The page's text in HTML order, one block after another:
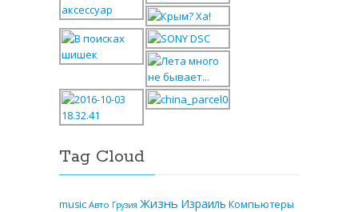
Tag Cloud
music Авто Грузия Жизнь Израиль Компьютеры